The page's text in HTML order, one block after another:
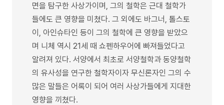
면을 탐구한 사상가이며, 그의 철학은 근대 철학가
들에도 큰 영향을 미쳤다. 그 외에도 바그너, 톨스토
이, 아인슈타인 등이 그의 철학에 큰 영향을 받았으
며 니체 역시 21세 때 쇼펜하우어에 빠져들었다고
알려져 있다. 서양에서 최초로 서양철학과 동양철학
의 유사성을 연구한 철학자이자 무신론자인 그의 수
많은 말들은 어록이 되어 여러 사상가들에게 지대한
영향을 끼쳤다.